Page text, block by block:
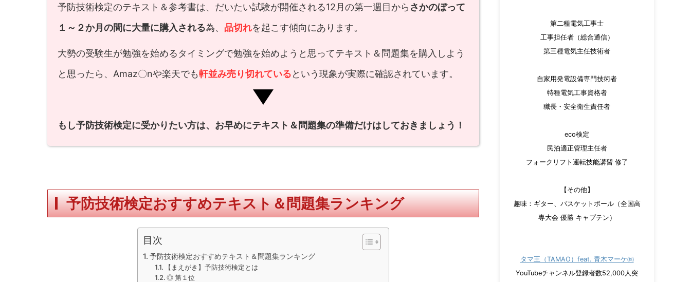
予防技術検定のテキスト＆参考書は、だいたい試験が開催される12月の第一週目から さかのぼって
１～２か月の間に大量に購入される為、 品切れを起こす傾向にあります。
大勢の受験生が勉強を始めるタイミングで勉強を始めようと思ってテキスト＆問題集を購入しよう
と思ったら、Amaz〇nや楽天でも軒並み売り切れているという現象が実際に確認されています。
もし予防技術検定に受かりたい方は、お早めにテキスト＆問題集の準備だけはしておきましょう！
予防技術検定おすすめテキスト＆問題集ランキング
目次
予防技術検定おすすめテキスト＆問題集ランキング
【まえがき】予防技術検定とは
◎ 第１位
第二種電気工事士
工事担任者（総合通信）
第三種電気主任技術者
自家用発電設備専門技術者
特種電気工事資格者
職長・安全衛生責任者
eco検定
民泊適正管理主任者
フォークリフト運転技能講習 修了
【その他】
趣味：ギター、バスケットボール（全国高
専大会 優勝 キャプテン）
タマ王（TAMAO）feat. 青木マーケ㈱
YouTubeチャンネル登録者数52,000人突